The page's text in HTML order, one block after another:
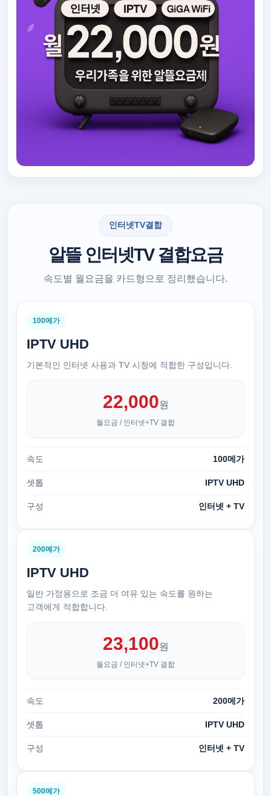
인터넷TV결합
알뜰 인터넷TV 결합요금
속도별 월요금을 카드형으로 정리했습니다.
100메가
IPTV UHD
기본적인 인터넷 사용과 TV 시청에 적합한 구성입니다.
22,000원
월요금 / 인터넷+TV 결합
속도 100메가
셋톱 IPTV UHD
구성 인터넷 + TV
200메가
IPTV UHD
일반 가정용으로 조금 더 여유 있는 속도를 원하는
고객에게 적합합니다.
23,100원
월요금 / 인터넷+TV 결합
속도 200메가
셋톱 IPTV UHD
구성 인터넷 + TV
500메가